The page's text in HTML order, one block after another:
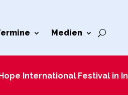
Medien
International Festival in